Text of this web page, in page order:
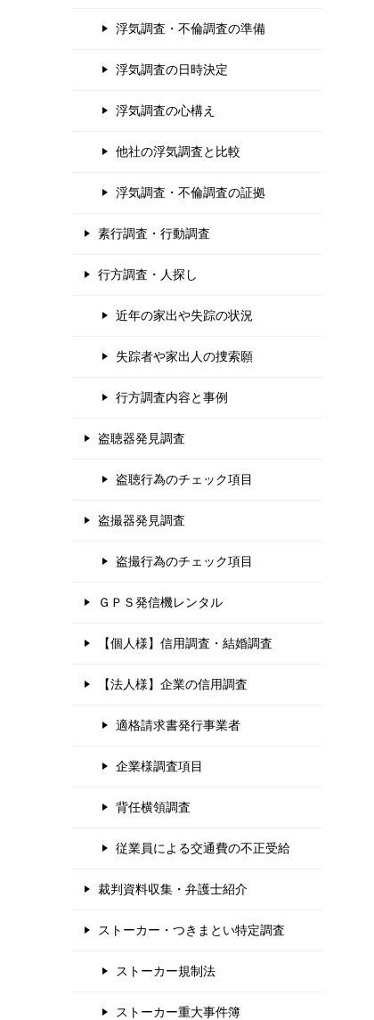
浮気調査・不倫調査の準備
浮気調査の日時決定
浮気調査の心構え
他社の浮気調査と比較
浮気調査・不倫調査の証拠
素行調査・行動調査
行方調査・人探し
近年の家出や失踪の状況
失踪者や家出人の捜索願
行方調査内容と事例
盗聴器発見調査
盗聴行為のチェック項目
盗撮器発見調査
盗撮行為のチェック項目
ＧＰＳ発信機レンタル
【個人様】信用調査・結婚調査
【法人様】企業の信用調査
適格請求書発行事業者
企業様調査項目
背任横領調査
従業員による交通費の不正受給
裁判資料収集・弁護士紹介
ストーカー・つきまとい特定調査
ストーカー規制法
ストーカー重大事件簿